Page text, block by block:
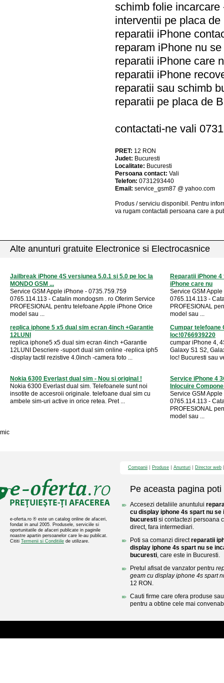
schimb folie
interventii pe placa
reparatii iPhone
reparam iPhone nu
reparatii iPhone care
reparatii iPhone
reparatii sau schimb
reparatii pe placa de
contactati-ne vali
PRET: 12 RON
Judet: Bucuresti
Localitate: Bucuresti
Persoana contact: Vali
Telefon: 0731293440
Email: service_gsm87 @ yahoo.com
Produs / serviciu disponibil . Pentru
va rugam contactati persoana care a
Alte anunturi gratuite Electronice si Electrocasnice
Jailbreak iPhone 4S versiunea 5.0.1 si 5.0 pe loc la
MONDO GSM ...
Service GSM Apple iPhone - 0735.759.759
0765.114.113 - Catalin mondogsm . ro Oferim Service
PROFESIONAL pentru telefoane Apple iPhone Orice
model sau ...
Reparatii iPhone
iPhone care nu
Service GSM
0765.114.113 -
PROFESIONAL
model sau ...
replica iphone 5 x5 dual sim ecran 4inch +Garantie
12LUNI
replica iphone5 x5 dual sim ecran 4inch +Garantie
12LUNI Descriere -suport dual sim online -replica iph5
-display tactil rezistive 4.0inch -camera foto ...
Cumpar telefoane
loc!0766939220
cumpar iPhone 4,
Galaxy S1 S2,
loc! Bucuresti sau
Nokia 6300 Everlast dual sim - Nou si original !
Nokia 6300 Everlast dual sim. Telefoanele sunt noi
insotite de accesroii originale. telefoane dual sim cu
ambele sim-uri active in orice retea. Pret ...
Service iPhone 4
Inlocuire
Service GSM
0765.114.113 -
PROFESIONAL
model sau ...
mic
e-oferta.ro ® este un catalog online de afaceri,
fondat in anul 2005. Produsele, serviciile si
oportunitatile de afaceri publicate in paginile
noastre apartin persoanelor care le-au publicat.
Cititi Termenii si Conditiile de utilizare.
Companii Produse Anunturi Director web
Pe aceasta pagina poti
Accesezi detaliile anuntului
cu display iphone 4s spart nu
bucuresti si contactezi persoana
direct, fara intermediari.
Poti sa comanzi directreparatii
display iphone 4s spart nu se
bucuresti, care este in Bucuresti.
Pretul afisat de vanzator pentru
geam cu display iphone 4s spart
12 RON.
Cauti firme care ofera produse
pentru a obtine cele mai